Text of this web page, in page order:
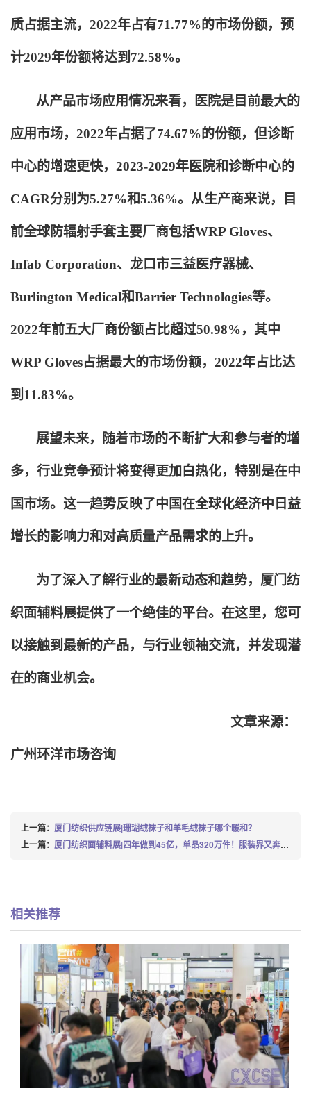
质占据主流，2022年占有71.77%的市场份额，预
计2029年份额将达到72.58%。
从产品市场应用情况来看，医院是目前最大的
应用市场，2022年占据了74.67%的份额，但诊断
中心的增速更快，2023-2029年医院和诊断中心的
CAGR分别为5.27%和5.36%。从生产商来说，目
前全球防辐射手套主要厂商包括WRP Gloves、
Infab Corporation、龙口市三益医疗器械、
Burlington Medical和Barrier Technologies等。
2022年前五大厂商份额占比超过50.98%，其中
WRP Gloves占据最大的市场份额，2022年占比达
到11.83%。
展望未来，随着市场的不断扩大和参与者的增
多，行业竞争预计将变得更加白热化，特别是在中
国市场。这一趋势反映了中国在全球化经济中日益
增长的影响力和对高质量产品需求的上升。
为了深入了解行业的最新动态和趋势，厦门纺
织面辅料展提供了一个绝佳的平台。在这里，您可
以接触到最新的产品，与行业领袖交流，并发现潜
在的商业机会。
文章来源：
广州环洋市场咨询
上一篇： 厦门纺织供应链展|珊瑚绒袜子和羊毛绒袜子哪个暖和？
上一篇： 厦门纺织面辅料展|四年做到45亿，单品320万件！服装界又奔出一匹大黑马！
相关推荐